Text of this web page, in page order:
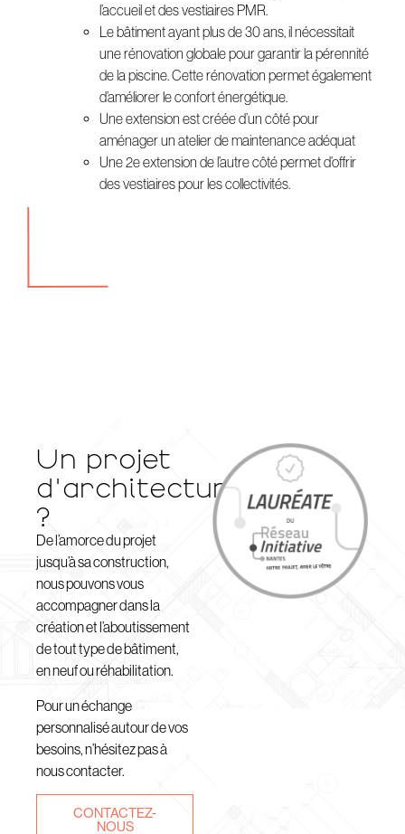
l’accueil et des vestiaires PMR.
Le bâtiment ayant plus de 30 ans, il nécessitait
une rénovation globale pour garantir la pérennité
de la piscine. Cette rénovation permet également
d’améliorer le confort énergétique.
Une extension est créée d’un côté pour
aménager un atelier de maintenance adéquat
Une 2e extension de l’autre côté permet d’offrir
des vestiaires pour les collectivités.
Un projet
d'architecture
?
De l’amorce du projet
jusqu’à sa construction,
nous pouvons vous
accompagner dans la
création et l’aboutissement
de tout type de bâtiment,
en neuf ou réhabilitation.
Pour un échange
personnalisé autour de vos
besoins, n’hésitez pas à
nous contacter.
CONTACTEZ-
NOUS